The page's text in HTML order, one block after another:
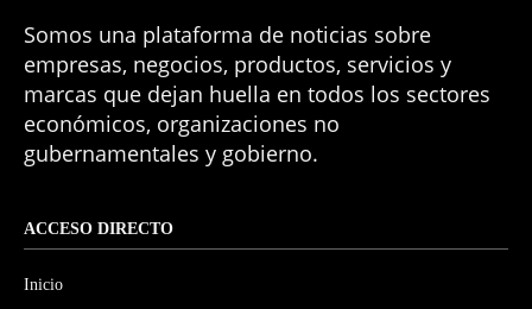
Somos una plataforma de noticias sobre
empresas, negocios, productos, servicios y
marcas que dejan huella en todos los sectores
económicos, organizaciones no
gubernamentales y gobierno.
ACCESO DIRECTO
Inicio